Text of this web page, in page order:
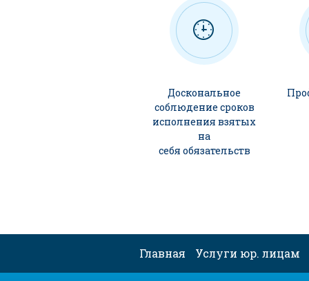
Доскональное
соблюдение сроков
исполнения взятых
на
себя обязательств
Главная Услуги юр. лицам